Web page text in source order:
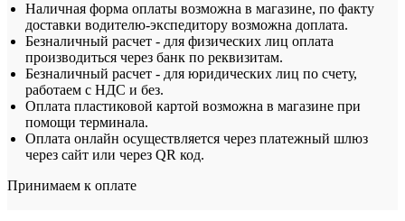
Наличная форма оплаты возможна в магазине, по факту
доставки водителю-экспедитору возможна доплата.
Безналичный расчет - для физических лиц оплата
производиться через банк по реквизитам.
Безналичный расчет - для юридических лиц по счету,
работаем с НДС и без.
Оплата пластиковой картой возможна в магазине при
помощи терминала.
Оплата онлайн осуществляется через платежный шлюз
через сайт или через QR код.
Принимаем к оплате